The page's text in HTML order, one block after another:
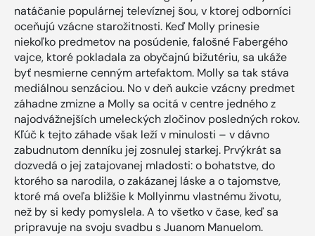
natáčanie populárnej televíznej šou, v ktorej odborníci
oceňujú vzácne starožitnosti. Keď Molly prinesie
niekoľko predmetov na posúdenie, falošné Fabergého
vajce, ktoré pokladala za obyčajnú bižutériu, sa ukáže
byť nesmierne cenným artefaktom. Molly sa tak stáva
mediálnou senzáciou. No v deň aukcie vzácny predmet
záhadne zmizne a Molly sa ocitá v centre jedného z
najodvážnejších umeleckých zločinov posledných rokov.
Kľúč k tejto záhade však leží v minulosti – v dávno
zabudnutom denníku jej zosnulej starkej. Prvýkrát sa
dozvedá o jej zatajovanej mladosti: o bohatstve, do
ktorého sa narodila, o zakázanej láske a o tajomstve,
ktoré má oveľa bližšie k Mollyinmu vlastnému životu,
než by si kedy pomyslela. A to všetko v čase, keď sa
pripravuje na svoju svadbu s Juanom Manuelom.